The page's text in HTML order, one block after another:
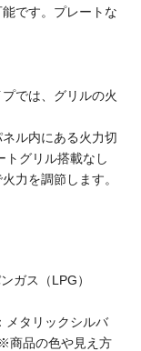
です。プレートな
では、グリルの火
ル内にある火力切
トグリル搭載なし
力を調節します。
ガス（LPG）
メタリックシルバ
※商品の色や見え方